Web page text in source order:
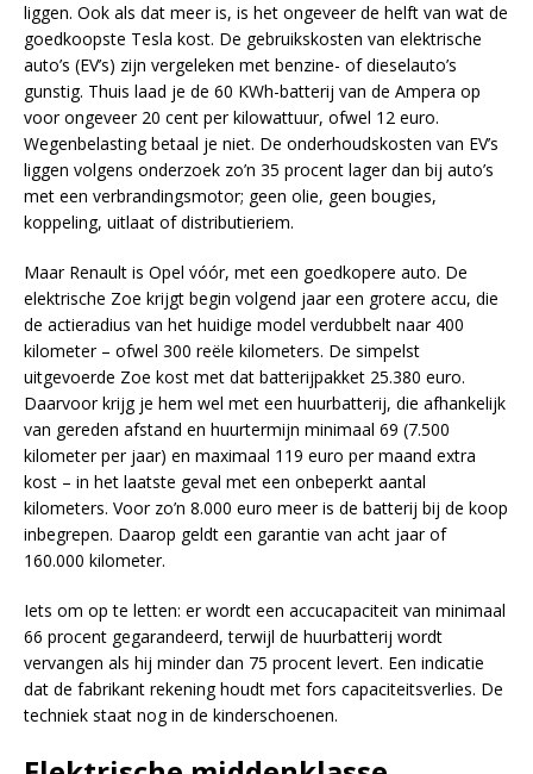
liggen. Ook als dat meer is, is het ongeveer de helft van wat de
goedkoopste Tesla kost. De gebruikskosten van elektrische
auto’s (EV’s) zijn vergeleken met benzine- of dieselauto’s
gunstig. Thuis laad je de 60 KWh-batterij van de Ampera op
voor ongeveer 20 cent per kilowattuur, ofwel 12 euro.
Wegenbelasting betaal je niet. De onderhoudskosten van EV’s
liggen volgens onderzoek zo’n 35 procent lager dan bij auto’s
met een verbrandingsmotor; geen olie, geen bougies,
koppeling, uitlaat of distributieriem.
Maar Renault is Opel vóór, met een goedkopere auto. De
elektrische Zoe krijgt begin volgend jaar een grotere accu, die
de actieradius van het huidige model verdubbelt naar 400
kilometer – ofwel 300 reële kilometers. De simpelst
uitgevoerde Zoe kost met dat batterijpakket 25.380 euro.
Daarvoor krijg je hem wel met een huurbatterij, die afhankelijk
van gereden afstand en huurtermijn minimaal 69 (7.500
kilometer per jaar) en maximaal 119 euro per maand extra
kost – in het laatste geval met een onbeperkt aantal
kilometers. Voor zo’n 8.000 euro meer is de batterij bij de koop
inbegrepen. Daarop geldt een garantie van acht jaar of
160.000 kilometer.
Iets om op te letten: er wordt een accucapaciteit van minimaal
66 procent gegarandeerd, terwijl de huurbatterij wordt
vervangen als hij minder dan 75 procent levert. Een indicatie
dat de fabrikant rekening houdt met fors capaciteitsverlies. De
techniek staat nog in de kinderschoenen.